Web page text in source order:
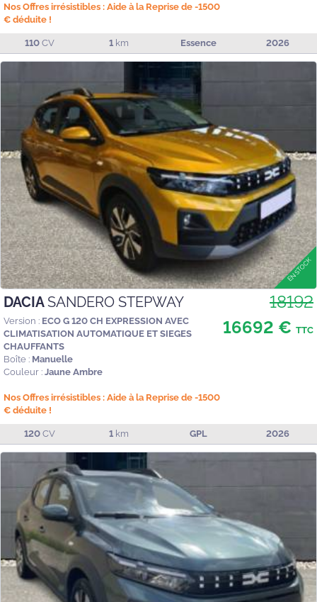
Nos Offres irrésistibles : Aide à la Reprise de -1500
€ déduite !
110 CV 1 km Essence 2026
DACIASANDERO STEPWAY
Version : ECO G 120 CH EXPRESSION AVEC
CLIMATISATION AUTOMATIQUE ET SIEGES
CHAUFFANTS
Boîte : Manuelle
Couleur : Jaune Ambre
Nos Offres irrésistibles : Aide à la Reprise de -1500
€ déduite !
18192
16692 € TTC
120 CV 1 km GPL 2026